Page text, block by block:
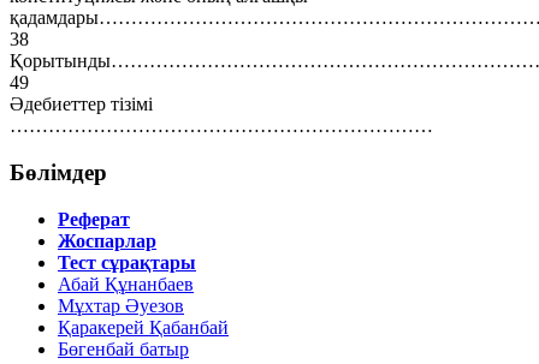
38
49
Әдебиеттер тізімі
…………………………………………………………
Бөлімдер
Реферат
Жоспарлар
Тест сұрақтары
Абай Құнанбаев
Мұхтар Әуезов
Қаракерей Қабанбай
Бөгенбай батыр